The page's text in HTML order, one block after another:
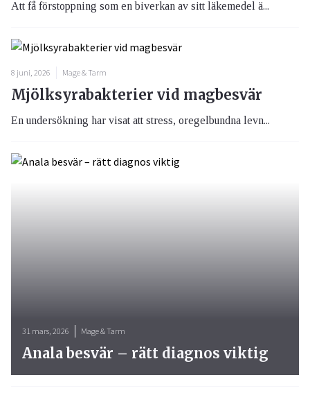
Att få förstoppning som en biverkan av sitt läkemedel ä...
8 juni, 2026 Mage & Tarm
Mjölksyrabakterier vid magbesvär
En undersökning har visat att stress, oregelbundna levn...
31 mars, 2026 Mage & Tarm
Anala besvär – rätt diagnos viktig